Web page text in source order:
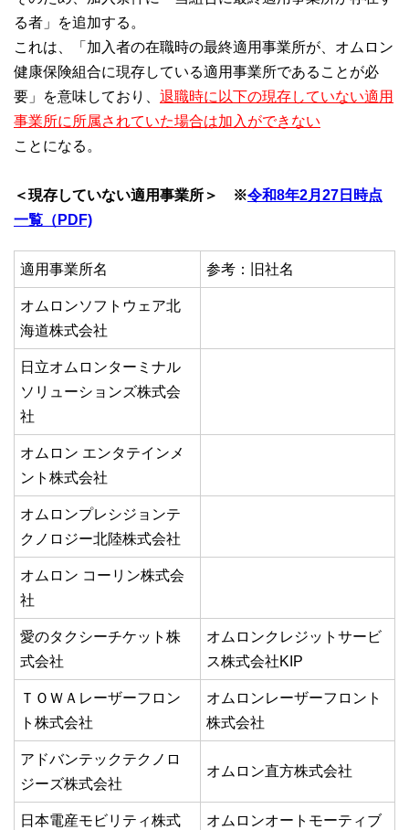
る者」を追加する。
これは、「加入者の在職時の最終適用事業所が、オムロン
健康保険組合に現存している適用事業所であることが必
要」を意味しており、 退職時に以下の現存していない適用
事業所に所属されていた場合は加入ができない
ことになる。
＜現存していない適用事業所＞ ※令和8年2月27日時点
一覧（PDF)
適用事業所名 参考：旧社名
オムロンソフトウェア北
海道株式会社
日立オムロンターミナル
ソリューションズ株式会
社
オムロン エンタテインメ
ント株式会社
オムロンプレシジョンテ
クノロジー北陸株式会社
オムロン コーリン株式会
社
愛のタクシーチケット株
式会社
オムロンクレジットサービ
ス株式会社KIP
ＴＯＷＡレーザーフロン
ト株式会社
オムロンレーザーフロント
株式会社
アドバンテックテクノロ
ジーズ株式会社
オムロン直方株式会社
日本電産モビリティ株式
オムロンオートモーティブ